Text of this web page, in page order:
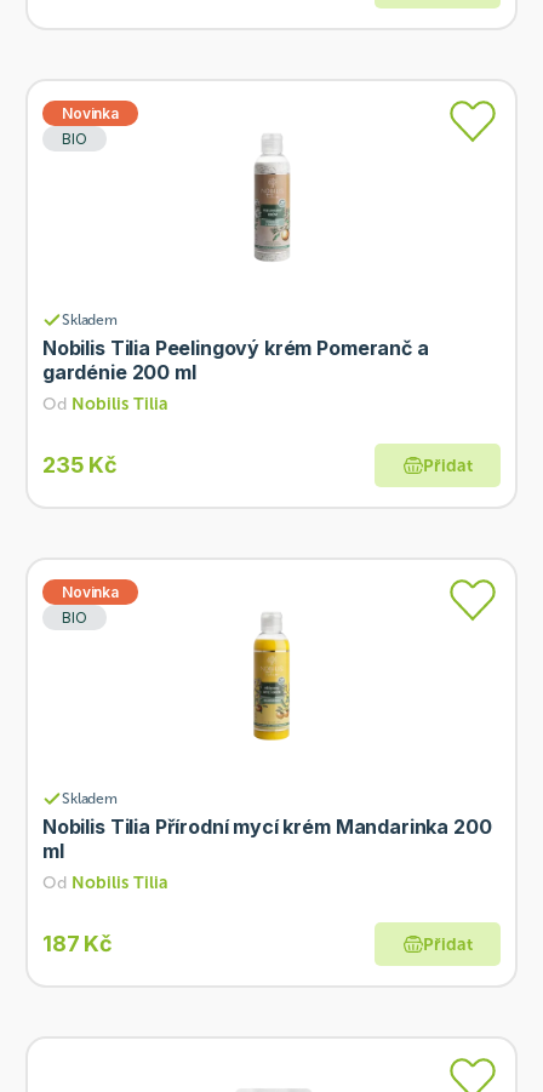
Novinka
BIO
Skladem
Nobilis Tilia Peelingový krém Pomeranč a
gardénie 200 ml
Od Nobilis Tilia
235 Kč Přidat
Novinka
BIO
Skladem
Nobilis Tilia Přírodní mycí krém Mandarinka 200
ml
Od Nobilis Tilia
187 Kč Přidat